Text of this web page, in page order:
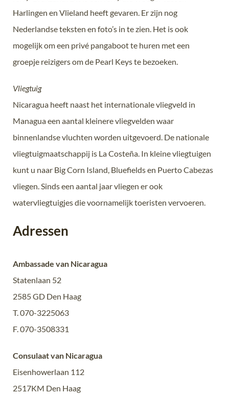
Harlingen en Vlieland heeft gevaren. Er zijn nog
Nederlandse teksten en foto’s in te zien. Het is ook
mogelijk om een privé pangaboot te huren met een
groepje reizigers om de Pearl Keys te bezoeken.
Vliegtuig
Nicaragua heeft naast het internationale vliegveld in
Managua een aantal kleinere vliegvelden waar
binnenlandse vluchten worden uitgevoerd. De nationale
vliegtuigmaatschappij is La Costeña. In kleine vliegtuigen
kunt u naar Big Corn Island, Bluefields en Puerto Cabezas
vliegen. Sinds een aantal jaar vliegen er ook
watervliegtuigjes die voornamelijk toeristen vervoeren.
Adressen
Ambassade van Nicaragua
Statenlaan 52
2585 GD Den Haag
T. 070-3225063
F. 070-3508331
Consulaat van Nicaragua
Eisenhowerlaan 112
2517KM Den Haag